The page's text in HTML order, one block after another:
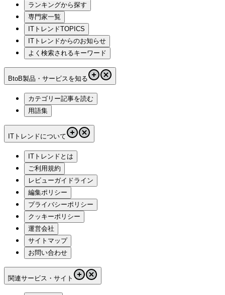
ランキングから探す
専門家一覧
ITトレンドTOPICS
ITトレンドからのお知らせ
よく検索されるキーワード
BtoB製品・サービスを知る
カテゴリー記事を読む
用語集
ITトレンドについて
ITトレンドとは
ご利用規約
レビューガイドライン
編集ポリシー
プライバシーポリシー
クッキーポリシー
運営会社
サイトマップ
お問い合わせ
関連サービス・サイト